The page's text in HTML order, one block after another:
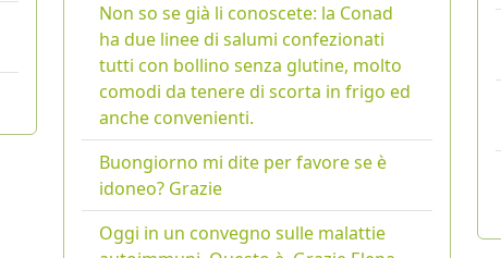
Non so se già li conoscete: la Conad
ha due linee di salumi confezionati
tutti con bollino senza glutine, molto
comodi da tenere di scorta in frigo ed
anche convenienti.
Buongiorno mi dite per favore se è
idoneo? Grazie
Oggi in un convegno sulle malattie